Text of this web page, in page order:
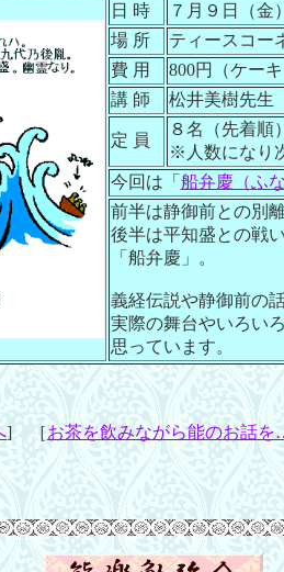
日 時
７月９日（金
場 所
ティースコー
費 用
800円（ケー
講 師
松井美樹先生
定 員
８名（先着順）
※人数になり
今回は「 船弁慶（ふ
前半は静御前との別離
後半は平知盛との戦
「船弁慶」。
義経伝説や静御前の
実際の舞台やいろい
思っています。
] ［お茶を飲みながら能のお話